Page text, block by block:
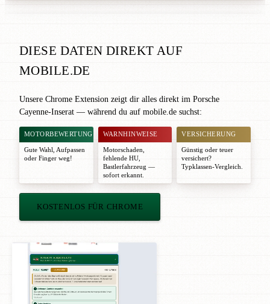
DIESE DATEN DIREKT AUF
MOBILE.DE
Unsere Chrome Extension zeigt dir alles direkt im Porsche
Cayenne-Inserat — während du auf mobile.de suchst:
MOTORBEWERTUNG
Gute Wahl
Aufpassen
oder Finger weg!
WARNHINWEISE
Motorschaden,
fehlende HU,
Bastlerfahrzeug —
sofort erkannt.
VERSICHERUNG
Günstig oder teuer
versichert?
Typklassen-Vergleich.
KOSTENLOS FÜR CHROME